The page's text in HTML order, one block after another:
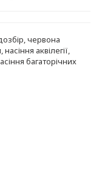
,червона
,насіння аквілегії,
багаторічних